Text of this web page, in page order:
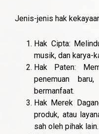
Jenis-jenis hak
Hak Cipta:
musik, dan karya-
Hak Paten:
penemuan
bermanfaat.
Hak Merek
produk, atau
sah oleh pihak lain.